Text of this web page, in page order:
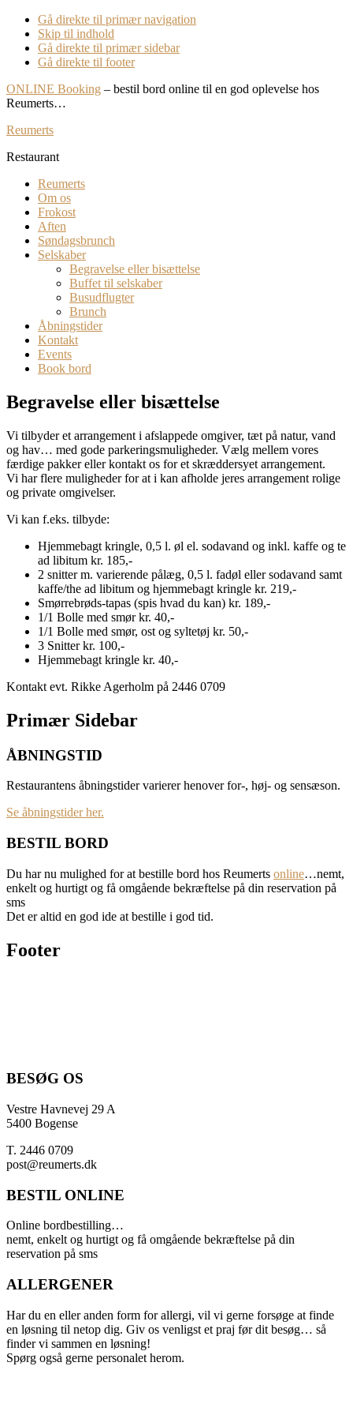
Gå direkte til primær navigation
Skip til indhold
Gå direkte til primær sidebar
Gå direkte til footer
ONLINE Booking – bestil bord online til en god oplevelse hos
Reumerts…
Reumerts
Restaurant
Reumerts
Om os
Frokost
Aften
Søndagsbrunch
Selskaber
Begravelse eller bisættelse
Buffet til selskaber
Busudflugter
Brunch
Åbningstider
Kontakt
Events
Book bord
Begravelse eller bisættelse
Vi tilbyder et arrangement i afslappede omgiver, tæt på natur, vand
og hav… med gode parkeringsmuligheder. Vælg mellem vores
færdige pakker eller kontakt os for et skræddersyet arrangement.
Vi har flere muligheder for at i kan afholde jeres arrangement rolige
og private omgivelser.
Vi kan f.eks. tilbyde:
Hjemmebagt kringle, 0,5 l. øl el. sodavand og inkl. kaffe og te
ad libitum kr. 185,-
2 snitter m. varierende pålæg, 0,5 l. fadøl eller sodavand samt
kaffe/the ad libitum og hjemmebagt kringle kr. 219,-
Smørrebrøds-tapas (spis hvad du kan) kr. 189,-
1/1 Bolle med smør kr. 40,-
1/1 Bolle med smør, ost og syltetøj kr. 50,-
3 Snitter kr. 100,-
Hjemmebagt kringle kr. 40,-
Kontakt evt. Rikke Agerholm på 2446 0709
Primær Sidebar
ÅBNINGSTID
Restaurantens åbningstider varierer henover for-, høj- og sensæson.
Se åbningstider her.
BESTIL BORD
Du har nu mulighed for at bestille bord hos Reumerts online…nemt,
enkelt og hurtigt og få omgående bekræftelse på din reservation på
sms
Det er altid en god ide at bestille i god tid.
Footer
BESØG OS
Vestre Havnevej 29 A
5400 Bogense
T. 2446 0709
post@reumerts.dk
BESTIL ONLINE
Online bordbestilling…
nemt, enkelt og hurtigt og få omgående bekræftelse på din
reservation på sms
ALLERGENER
Har du en eller anden form for allergi, vil vi gerne forsøge at finde
en løsning til netop dig. Giv os venligst et praj før dit besøg… så
finder vi sammen en løsning!
Spørg også gerne personalet herom.